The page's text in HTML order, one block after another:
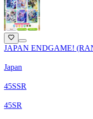
JAPAN ENDGAME!
Japan
45SSR
45SR